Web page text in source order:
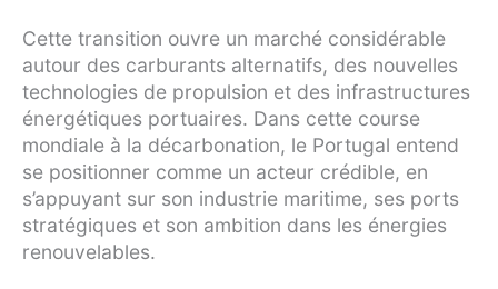
Cette transition ouvre un marché considérable
autour des carburants alternatifs, des nouvelles
technologies de propulsion et des infrastructures
énergétiques portuaires. Dans cette course
mondiale à la décarbonation, le Portugal entend
se positionner comme un acteur crédible, en
s’appuyant sur son industrie maritime, ses ports
stratégiques et son ambition dans les énergies
renouvelables.